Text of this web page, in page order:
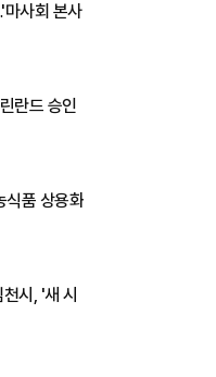
사회 본사
란드 승인
품 상용화
시, '새 시